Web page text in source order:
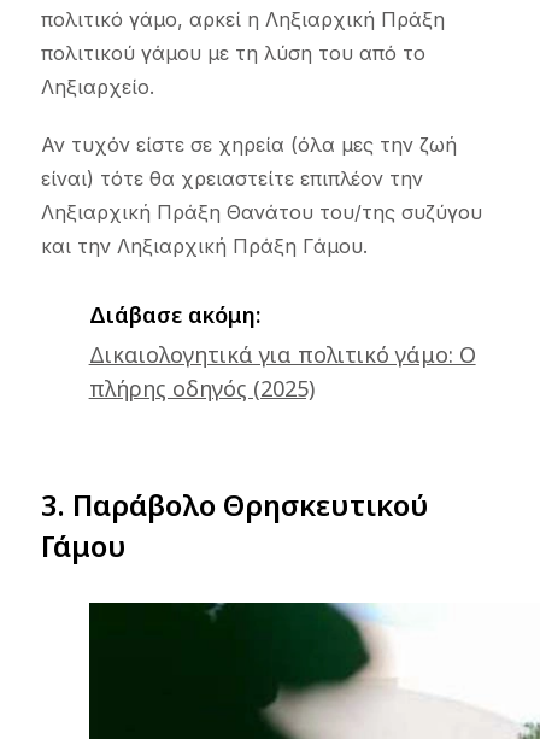
πολιτικό γάμο, αρκεί η Ληξιαρχική Πράξη
πολιτικού γάμου με τη λύση του από το
Ληξιαρχείο.
Αν τυχόν είστε σε χηρεία (όλα μες την ζωή
είναι) τότε θα χρειαστείτε επιπλέον την
Ληξιαρχική Πράξη Θανάτου του/της συζύγου
και την Ληξιαρχική Πράξη Γάμου.
Διάβασε ακόμη:
Δικαιολογητικά για πολιτικό γάμο: Ο
πλήρης οδηγός (2025)
3. Παράβολο Θρησκευτικού
Γάμου